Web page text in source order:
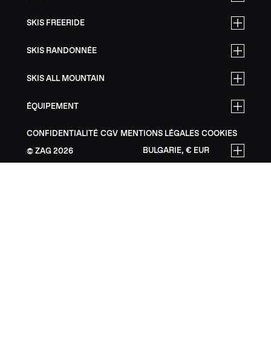
SKIS FREERIDE
SKIS RANDONNÉE
SKIS ALL MOUNTAIN
ÉQUIPEMENT
CONFIDENTIALITÉ CGV MENTIONS LÉGALES COOKIES
ZAG 2026 BULGARIE, € EUR